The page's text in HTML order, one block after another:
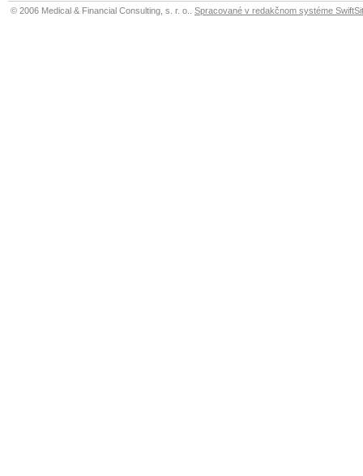
© 2006 Medical & Financial Consulting, s. r. o.. Spracované v redakčnom systéme